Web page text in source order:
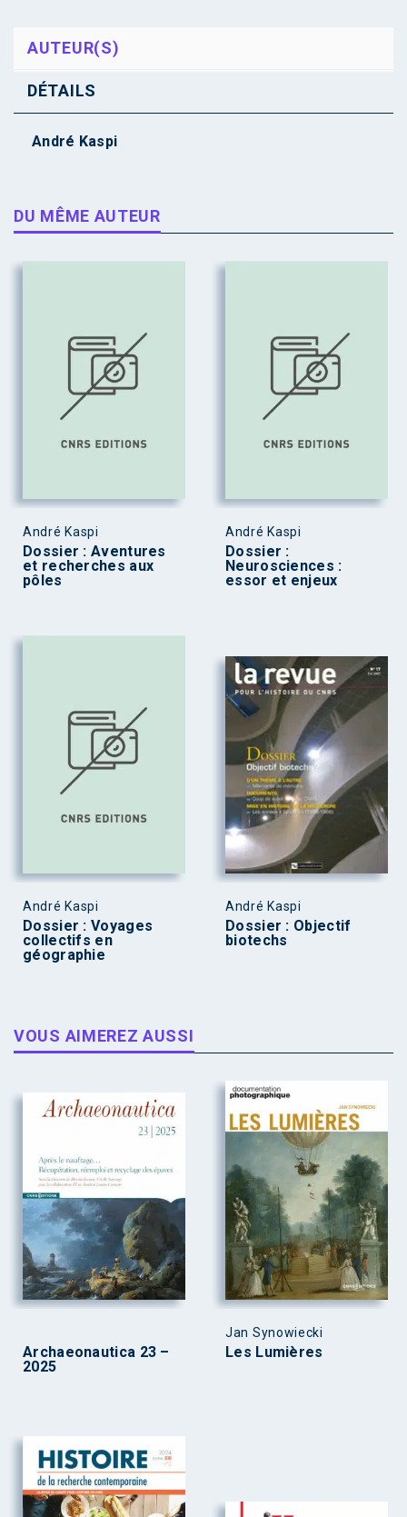
AUTEUR(S)
DÉTAILS
André Kaspi
DU MÊME AUTEUR
André Kaspi
Dossier : Aventures
et recherches aux
pôles
André Kaspi
Dossier :
Neurosciences :
essor et enjeux
André Kaspi
Dossier : Voyages
collectifs en
géographie
André Kaspi
Dossier : Objectif
biotechs
VOUS AIMEREZ AUSSI
Archaeonautica 23 –
2025
Jan Synowiecki
Les Lumières